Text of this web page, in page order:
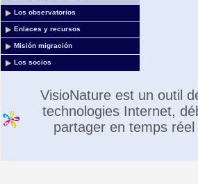
Los observatorios
Enlaces y recursos
Misión migración
Los socios
VisioNature est un outil
technologies Internet,
partager en temps